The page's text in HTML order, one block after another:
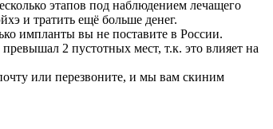
этапов под наблюдением лечащего
и тратить ещё больше денег.
импланты вы не поставите в России.
2 пустотных мест, т.к. это влияет на
или перезвоните, и мы вам скиним